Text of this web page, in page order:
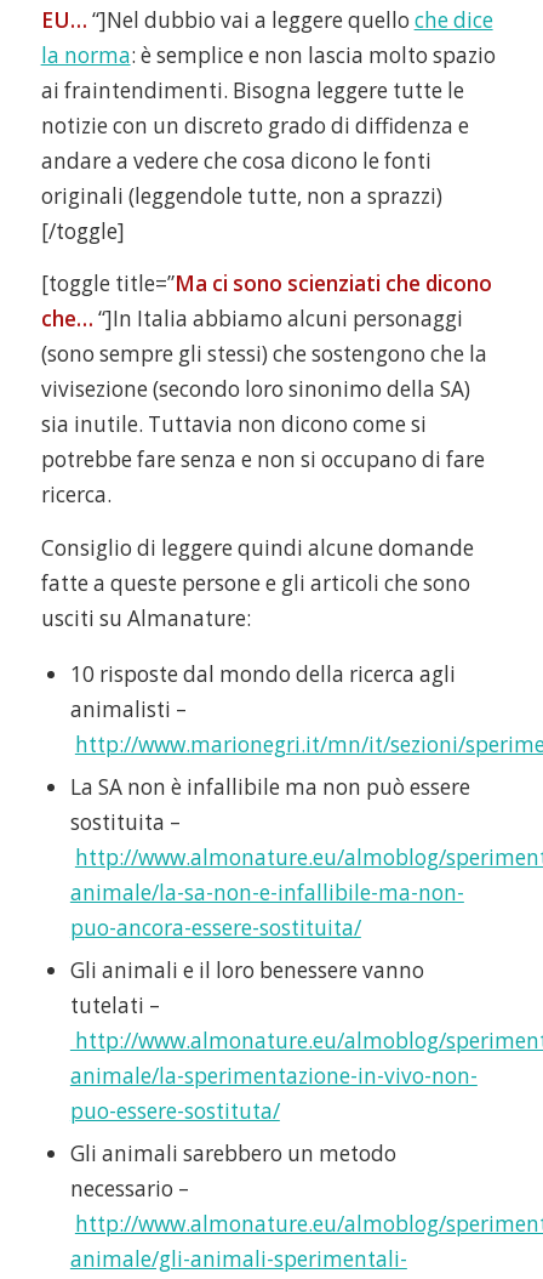
EU… “]Nel dubbio vai a leggere quello che dice
la norma: è semplice e non lascia molto spazio
ai fraintendimenti. Bisogna leggere tutte le
notizie con un discreto grado di diffidenza e
andare a vedere che cosa dicono le fonti
originali (leggendole tutte, non a sprazzi)
[/toggle]
[toggle title=”Ma ci sono scienziati che dicono
che… “]In Italia abbiamo alcuni personaggi
(sono sempre gli stessi) che sostengono che la
vivisezione (secondo loro sinonimo della SA)
sia inutile. Tuttavia non dicono come si
potrebbe fare senza e non si occupano di fare
ricerca.
Consiglio di leggere quindi alcune domande
fatte a queste persone e gli articoli che sono
usciti su Almanature:
10 risposte dal mondo della ricerca agli
animalisti –
http://www.marionegri.it/mn/it/sezioni/
La SA non è infallibile ma non può essere
sostituita –
http://www.almonature.eu/almoblog/
animale/la-sa-non-e-infallibile-ma-non-
puo-ancora-essere-sostituita/
Gli animali e il loro benessere vanno
tutelati –
http://www.almonature.eu/almoblog/
animale/la-sperimentazione-in-vivo-non-
puo-essere-sostituta/
Gli animali sarebbero un metodo
necessario –
http://www.almonature.eu/almoblog/
animale/gli-animali-sperimentali-